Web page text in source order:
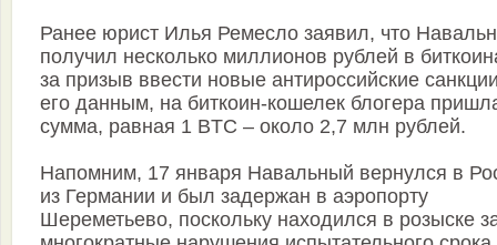
Ранее юрист Илья Ремесло заявил, что
получил несколько миллионов рублей в
за призыв ввести новые антироссийские
его данным, на биткоин-кошелек блогера
сумма, равная 1 BTC – около 2,7 млн рублей.
Напомним, 17 января Навальный вернулся в
из Германии и был задержан в аэропорту
Шереметьево, поскольку находился в розыске